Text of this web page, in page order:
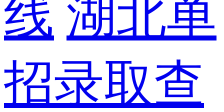
线 湖北单
招录取查